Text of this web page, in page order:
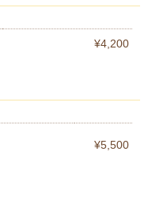
¥4,200
¥5,500